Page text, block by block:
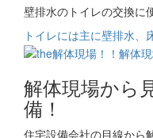
壁排水のトイレの交換に
トイレには主に壁排水、
解体現場から
備！
住宅設備会社の目線から